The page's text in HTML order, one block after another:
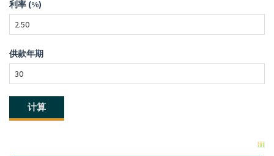
利率 (%)
供款年期